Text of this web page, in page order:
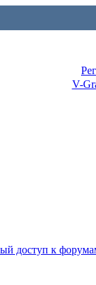
V-
доступ к